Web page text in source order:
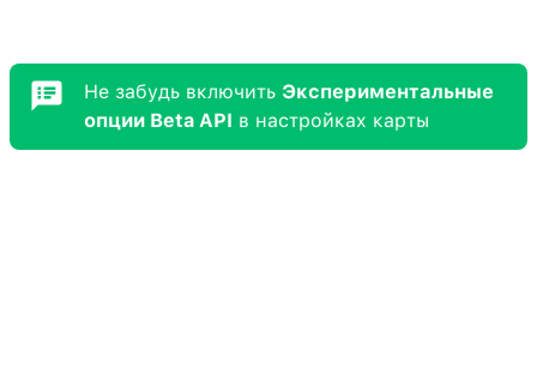
Не забудь включить Экспериментальные
опции Beta API в настройках карты